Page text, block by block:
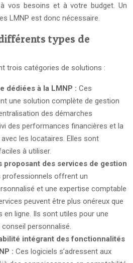
vos besoins et à votre budget. Un
LMNP est donc nécessaire.
types de
trois catégories de solutions :
dédiées à la LMNP : Ces
une solution complète de gestion
des démarches
des performances financières et la
les locataires. Elles sont
à utiliser.
proposant des services de gestion
professionnels offrent un
et une expertise comptable
peuvent être plus onéreux que
ligne. Ils sont utiles pour une
personnalisé.
intégrant des fonctionnalités
: Ces logiciels s’adressent aux